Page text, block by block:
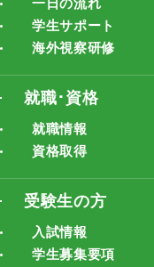
一日の流れ
学生サポート
海外視察研修
就職･資格
就職情報
資格取得
受験生の方
入試情報
学生募集要項